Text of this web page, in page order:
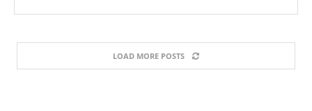
LOAD MORE POSTS